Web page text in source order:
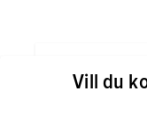
Vill du